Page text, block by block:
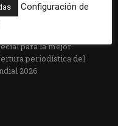
para la mejor
periodística del
2026
Configuración de